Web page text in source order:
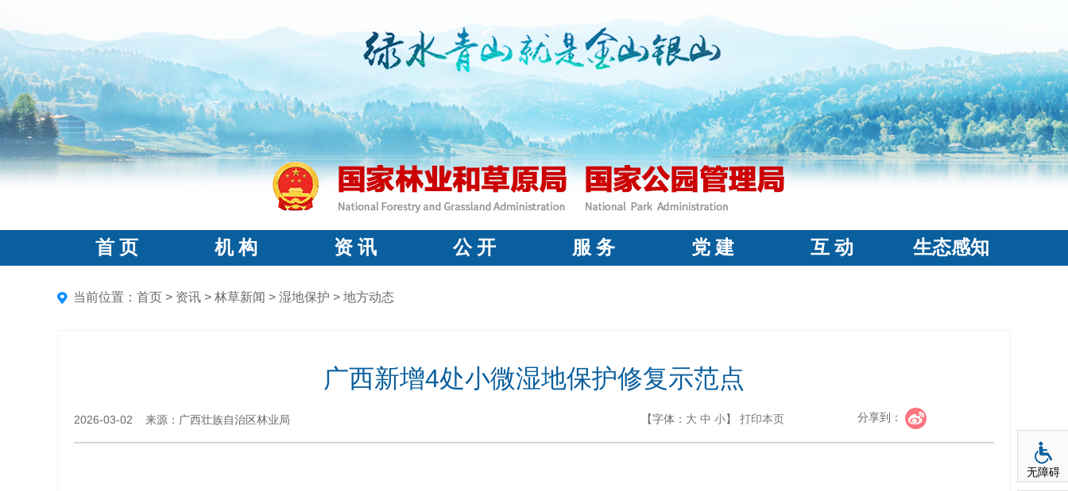
首 页 机 构 资 讯 公 开 服 务 党 建 互 动 生态感知
当前位置： 首页 > 资讯 > 林草新闻 > 湿地保护 > 地方动态
广西新增4处小微湿地保护修复示范点
2026-03-02 来源：广西壮族自治区林业局 【字体： 大 中 小】 打印本页 分享到：
无障碍